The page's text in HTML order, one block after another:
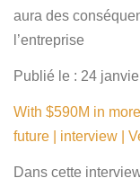
aura des
l’entreprise
Publié le : 24
With $590M in
future | interview |
Dans cette